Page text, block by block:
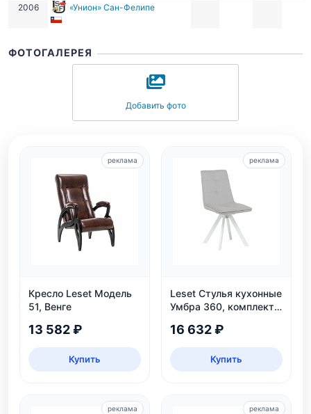
2006 «Унион» Сан-Фелипе
ФОТОГАЛЕРЕЯ
Добавить фото
Кресло Leset Модель
51, Венге
13 582 ₽
Купить
реклама
Leset Стулья кухонные
Умбра 360, комплект
16 632 ₽
Купить
реклама
реклама реклама